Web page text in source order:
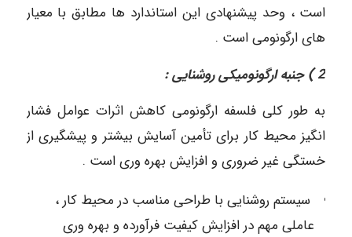
است ، وحد پیشنهادی این استاندارد ها مطابق با معیار
های ارگونومی است .
2 ) جنبه ارگونومیکی روشنایی :
به طور کلی فلسفه ارگونومی کاهش اثرات عوامل فشار
انگیز محیط کار برای تأمین آسایش بیشتر و پیشگیری از
خستگی غیر ضروری و افزایش بهره وری است .
سیستم روشنایی با طراحی مناسب در محیط کار ،
عاملی مهم در افزایش کیفیت فرآورده و بهره وری